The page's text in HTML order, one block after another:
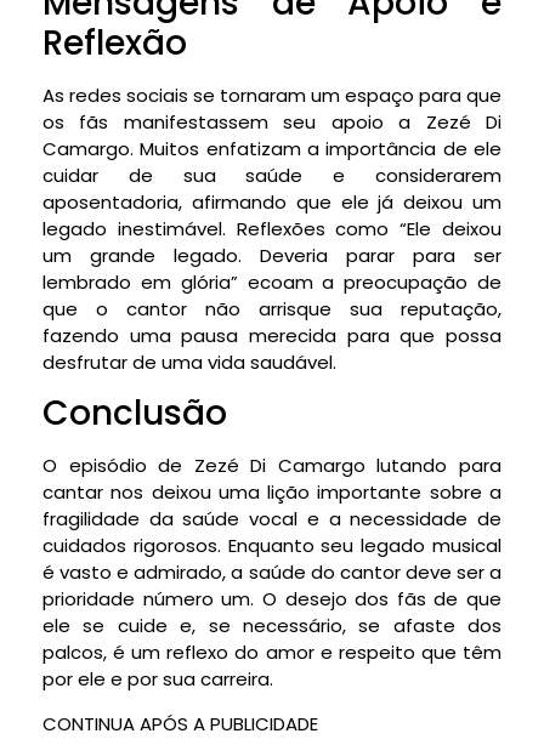
Reflexão
As redes sociais se tornaram um espaço para que
os fãs manifestassem seu apoio a Zezé Di
Camargo. Muitos enfatizam a importância de ele
cuidar de sua saúde e considerarem
aposentadoria, afirmando que ele já deixou um
legado inestimável. Reflexões como “Ele deixou
um grande legado. Deveria parar para ser
lembrado em glória” ecoam a preocupação de
que o cantor não arrisque sua reputação,
fazendo uma pausa merecida para que possa
desfrutar de uma vida saudável.
Conclusão
O episódio de Zezé Di Camargo lutando para
cantar nos deixou uma lição importante sobre a
fragilidade da saúde vocal e a necessidade de
cuidados rigorosos. Enquanto seu legado musical
é vasto e admirado, a saúde do cantor deve ser a
prioridade número um. O desejo dos fãs de que
ele se cuide e, se necessário, se afaste dos
palcos, é um reflexo do amor e respeito que têm
por ele e por sua carreira.
CONTINUA APÓS A PUBLICIDADE